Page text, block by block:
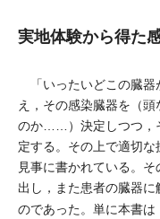
実地体験から得た
「いったいどこの臓器
え，その感染臓器を（
のか……）決定しつつ，
定する。その上で適切
見事に書かれている。
出し，また患者の臓器
のであった。単に本書は